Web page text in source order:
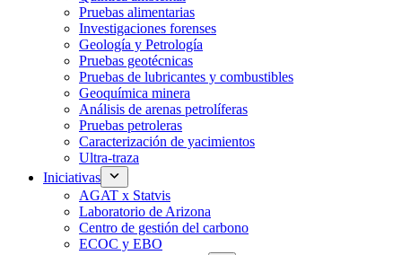
Pruebas alimentarias
Investigaciones forenses
Geología y Petrología
Pruebas geotécnicas
Pruebas de lubricantes y combustibles
Geoquímica minera
Análisis de arenas petrolíferas
Pruebas petroleras
Caracterización de yacimientos
Ultra-traza
Iniciativas
AGAT x Statvis
Laboratorio de Arizona
Centro de gestión del carbono
ECOC y EBO